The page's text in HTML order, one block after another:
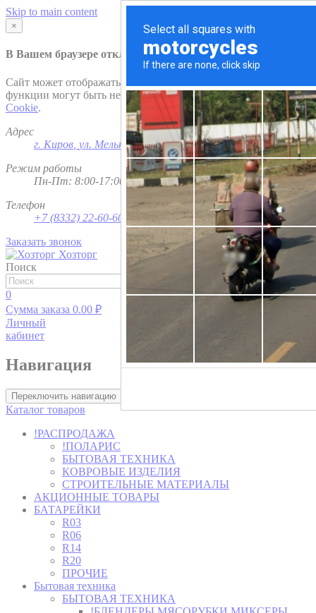
Skip to main content
×
В Вашем браузере отключена поддержкаCookie.
Сайт может отображаться некорректно и/или некоторые
функции могут быть недоступны. Рекомендуем включить
Cookie.
Адрес
г. Киров ул. Мельничная, д. 1
Режим работы
Пн-Пт: 8:00-17:00; Сб - Вс - выходной
Телефон
+7 (8332) 22-60-60
Заказать звонок
Хозторг
Поиск
0
Сумма заказа 0.00 ₽
Личный
кабинет
Навигация
Переключить навигацию
Каталог товаров
!РАСПРОДАЖА
!ПОЛАРИС
БЫТОВАЯ ТЕХНИКА
КОВРОВЫЕ ИЗДЕЛИЯ
СТРОИТЕЛЬНЫЕ МАТЕРИАЛЫ
АКЦИОННЫЕ ТОВАРЫ
БАТАРЕЙКИ
R03
R06
R14
R20
ПРОЧИЕ
Бытовая техника
БЫТОВАЯ ТЕХНИКА